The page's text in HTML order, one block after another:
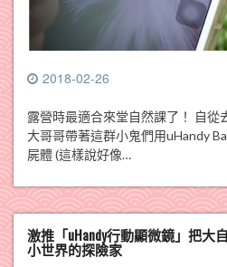
2018-02-26
露營時最適合來堂自然課了！ 自從
大哥哥帶著這群小鬼們用uHandy
屍體 (這樣說好像…
激推「uHandy行動顯微鏡」把大
小世界的探險家